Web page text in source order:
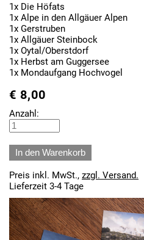
1x Die Höfats
1x Alpe in den Allgäuer Alpen
1x Gerstruben
1x Allgäuer Steinbock
1x Oytal/Oberstdorf
1x Herbst am Guggersee
1x Mondaufgang Hochvogel
€ 8,00
Anzahl:
Preis inkl. MwSt., zzgl. Versand.
Lieferzeit 3-4 Tage